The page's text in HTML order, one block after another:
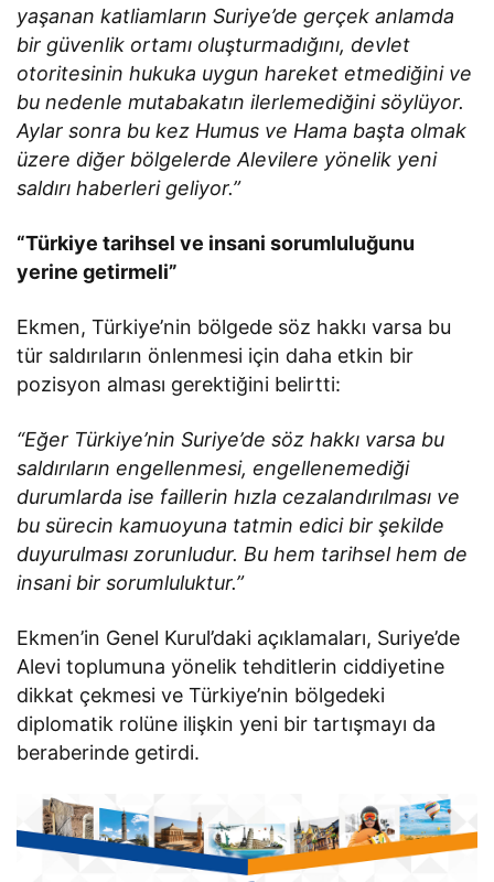
yaşanan katliamların Suriye’de gerçek anlamda
bir güvenlik ortamı oluşturmadığını, devlet
otoritesinin hukuka uygun hareket etmediğini ve
bu nedenle mutabakatın ilerlemediğini söylüyor.
Aylar sonra bu kez Humus ve Hama başta olmak
üzere diğer bölgelerde Alevilere yönelik yeni
saldırı haberleri geliyor.”
“Türkiye tarihsel ve insani sorumluluğunu
yerine getirmeli”
Ekmen, Türkiye’nin bölgede söz hakkı varsa bu
tür saldırıların önlenmesi için daha etkin bir
pozisyon alması gerektiğini belirtti:
“Eğer Türkiye’nin Suriye’de söz hakkı varsa bu
saldırıların engellenmesi, engellenemediği
durumlarda ise faillerin hızla cezalandırılması ve
bu sürecin kamuoyuna tatmin edici bir şekilde
duyurulması zorunludur. Bu hem tarihsel hem de
insani bir sorumluluktur.”
Ekmen’in Genel Kurul’daki açıklamaları, Suriye’de
Alevi toplumuna yönelik tehditlerin ciddiyetine
dikkat çekmesi ve Türkiye’nin bölgedeki
diplomatik rolüne ilişkin yeni bir tartışmayı da
beraberinde getirdi.